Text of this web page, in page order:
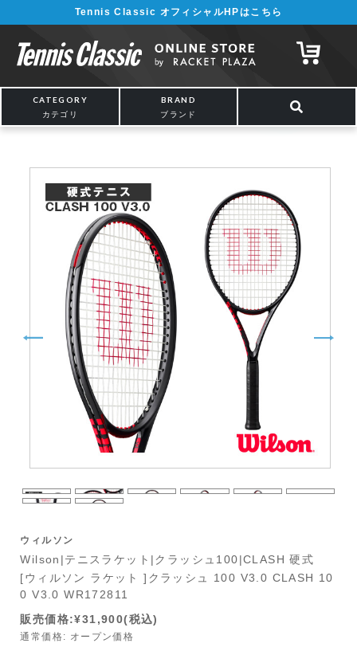
¥5,000以上の購入で送料無料!! 詳しくは こちら
Tennis Classic オフィシャルHPはこちら
CATEGORY
カテゴリ
BRAND
ブランド
ウィルソン
Wilson|テニスラケット|クラッシュ100|CLASH 硬式
[ウィルソン ラケット ]クラッシュ 100 V3.0 CLASH 10
0 V3.0 WR172811
販売価格:¥31,900(税込)
通常価格: オープン価格